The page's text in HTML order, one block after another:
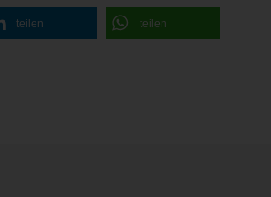
teilen teilen